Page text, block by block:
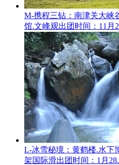
M-携程三钻：南津关大峡
馆.文峰观出团时间：11月
L-冰雪秘境：黄鹤楼.水下
架国际滑出团时间：1月